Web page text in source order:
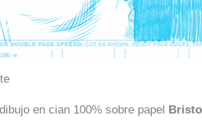
en cian 100% sobre papel